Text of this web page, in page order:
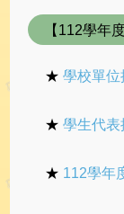
【112學年
★學校單
★學生代
★ 112學年